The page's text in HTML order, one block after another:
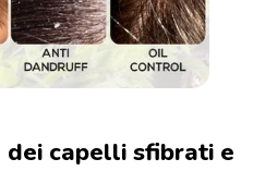
capelli sfibrati e